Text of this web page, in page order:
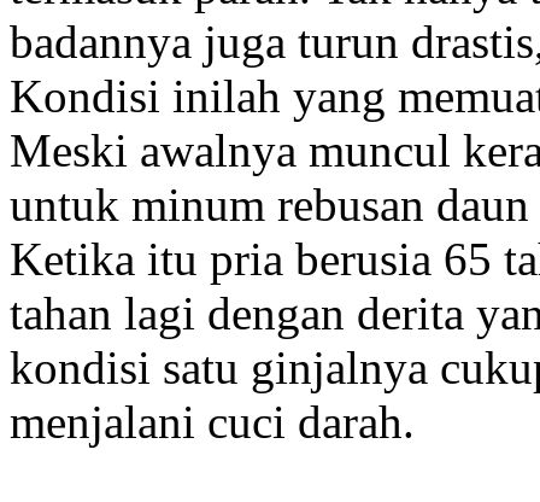
badannya juga turun
Kondisi inilah yang
Meski awalnya muncul
untuk minum rebusan
Ketika itu pria berusia 65
tahan lagi dengan derita
kondisi satu ginjalnya
menjalani cuci darah.